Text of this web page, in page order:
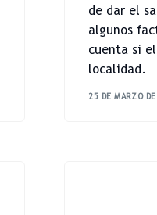
de dar el
algunos
cuenta si
localidad.
25 DE MARZO